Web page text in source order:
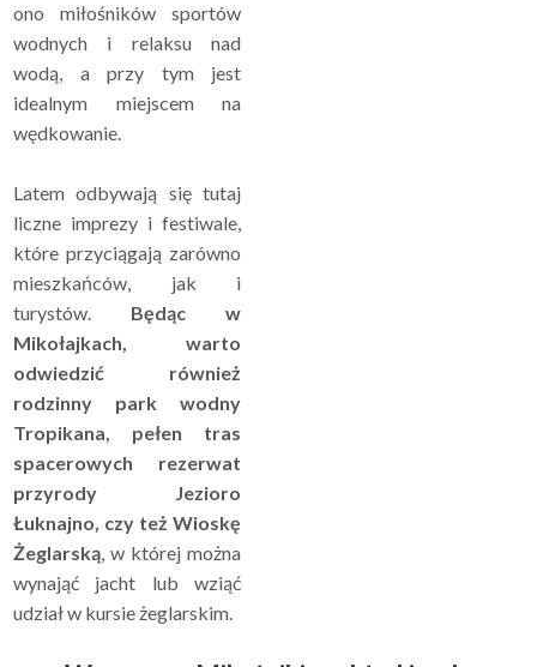
ono miłośników sportów
wodnych i relaksu nad
wodą, a przy tym jest
idealnym miejscem na
wędkowanie.
Latem odbywają się tutaj
liczne imprezy i festiwale,
które przyciągają zarówno
mieszkańców, jak i
turystów. Będąc w
Mikołajkach, warto
odwiedzić również
rodzinny park wodny
Tropikana, pełen tras
spacerowych rezerwat
przyrody Jezioro
Łuknajno, czy też Wioskę
Żeglarską, w której można
wynająć jacht lub wziąć
udział w kursie żeglarskim.